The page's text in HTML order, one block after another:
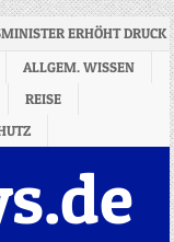
ERHÖHT
ALLGEM. WISSEN
REISE